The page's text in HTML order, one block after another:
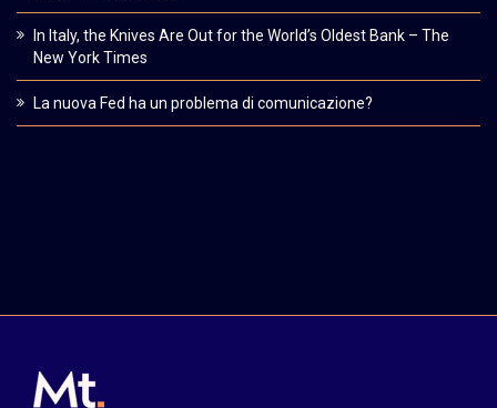
In Italy, the Knives Are Out for the World’s Oldest Bank – The
New York Times
La nuova Fed ha un problema di comunicazione?